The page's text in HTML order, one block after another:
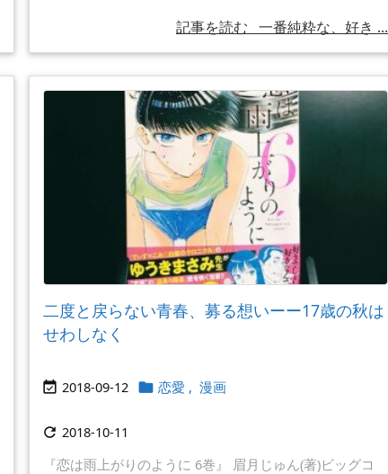
記事を読む 一番純粋な、好き ...
二度と戻らない青春、募る想いーー17歳の秋は
せわしなく
 2018-09-12  恋愛 , 漫画
 2018-10-11
『恋は雨上がりのように 6巻』 眉月じゅん(著)ビッグコ